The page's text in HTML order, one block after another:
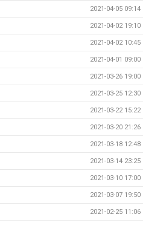
2021-04-05 09:14
2021-04-02 19:10
2021-04-02 10:45
2021-04-01 09:00
2021-03-26 19:00
2021-03-25 12:30
2021-03-22 15:22
2021-03-20 21:26
2021-03-18 12:48
2021-03-14 23:25
2021-03-10 17:00
2021-03-07 19:50
2021-02-25 11:06